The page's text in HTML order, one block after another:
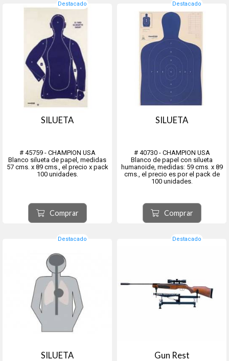
Destacado
SILUETA
# 45759 - CHAMPION USA
Blanco silueta de papel, medidas
57 cms. x 89 cms., el precio x pack
100 unidades.
Comprar
Destacado
SILUETA
# 40730 - CHAMPION USA
Blanco de papel con silueta
humanoide, medidas: 59 cms. x 89
cms., el precio es por el pack de
100 unidades.
Comprar
Destacado
SILUETA
Destacado
Gun Rest